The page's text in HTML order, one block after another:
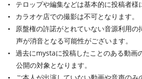
テロップや編集などは基本的に投稿者様
カラオケ店での撮影は不可となります。
原盤権の許諾がとれていない音源利用の
声が消音となる可能性がございます。
過去にmystaに投稿したことのある動画
公開の対象となります。